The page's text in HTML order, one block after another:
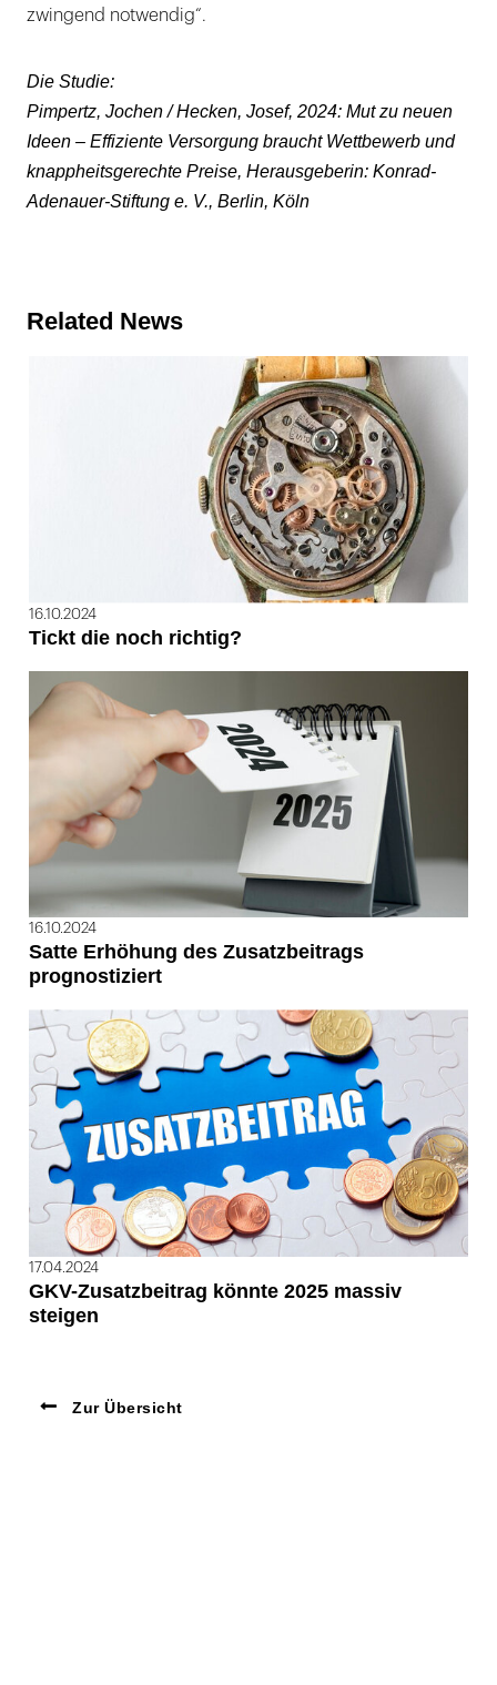
zwingend notwendig“.
Die Studie:
Pimpertz, Jochen / Hecken, Josef, 2024: Mut zu neuen
Ideen – Effiziente Versorgung braucht Wettbewerb und
knappheitsgerechte Preise, Herausgeberin: Konrad-
Adenauer-Stiftung e. V., Berlin, Köln
Related News
16.10.2024
Tickt die noch richtig?
16.10.2024
Satte Erhöhung des Zusatzbeitrags
prognostiziert
17.04.2024
GKV-Zusatzbeitrag könnte 2025 massiv
steigen
Zur Übersicht